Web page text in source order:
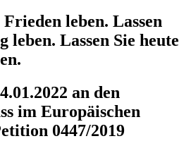
Frieden leben. Lassen
leben. Lassen Sie heute
an den
im Europäischen
0447/2019